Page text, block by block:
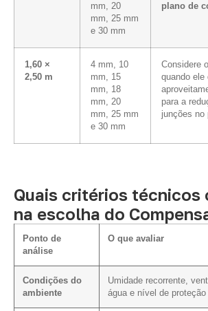
mm, 20
mm, 25 mm
e 30 mm
plano de
1,60 ×
2,50 m
4 mm, 10
mm, 15
mm, 18
mm, 20
mm, 25 mm
e 30 mm
Considere
quando ele
para a
junções no
Quais critérios técnicos
na escolha do
Ponto de
análise
O que avaliar
Condições do
ambiente
Umidade recorrente,
água e nível de proteção